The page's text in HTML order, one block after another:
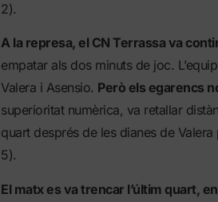
2).
A la represa, el CN Terrassa va
empatar als dos minuts de joc.
Valera i Asensio. Però els egarencs
superioritat numèrica, va retallar
quart després de les dianes de
5).
El matx es va trencar l’últim quart,